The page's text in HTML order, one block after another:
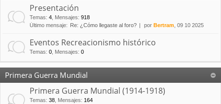
Presentación
Temas: 4 Mensajes: 918
Último mensaje:
Re: ¿Cómo llegaste al foro? por Bertram , 09 10 2025
Eventos Recreacionismo histórico
Temas: 0 Mensajes: 0
Primera Guerra Mundial
Primera Guerra Mundial (1914-1918)
Temas: 38 Mensajes: 164